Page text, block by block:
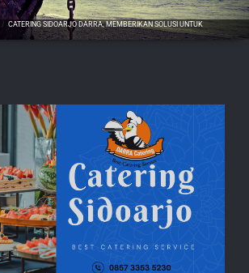
/CATERING SIDOARJO DARRA, MEMBERIKAN SOLUSI UNTUK